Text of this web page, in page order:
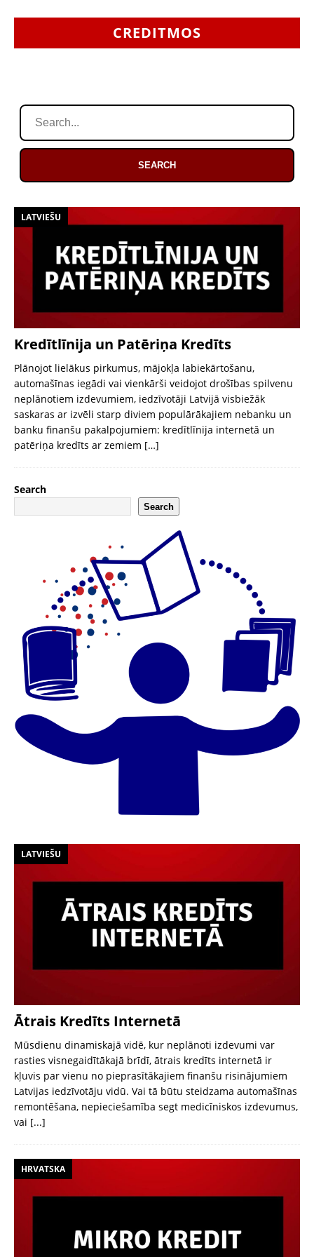
CREDITMOS
SEARCH
LATVIEŠU
Kredītlīnija un Patēriņa Kredīts
Plānojot lielākus pirkumus, mājokļa labiekārtošanu,
automašīnas iegādi vai vienkārši veidojot drošības spilvenu
neplānotiem izdevumiem, iedzīvotāji Latvijā visbiežāk
saskaras ar izvēli starp diviem populārākajiem nebanku un
banku finanšu pakalpojumiem: kredītlīnija internetā un
patēriņa kredīts ar zemiem […]
Search
Search
Ātrais Kredīts Internetā
LATVIEŠU
Mūsdienu dinamiskajā vidē, kur neplānoti izdevumi var
rasties visnegaidītākajā brīdī, ātrais kredīts internetā ir
kļuvis par vienu no pieprasītākajiem finanšu risinājumiem
Latvijas iedzīvotāju vidū. Vai tā būtu steidzama automašīnas
remontēšana, nepieciešamība segt medicīniskos izdevumus,
vai [...]
HRVATSKA